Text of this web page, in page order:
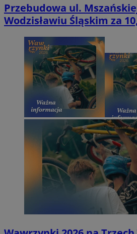
Przebudowa ul.
Wodzisławiu Śląskim za